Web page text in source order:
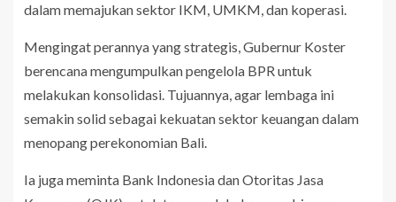
dalam memajukan sektor IKM, UMKM, dan koperasi.
Mengingat perannya yang strategis, Gubernur Koster
berencana mengumpulkan pengelola BPR untuk
melakukan konsolidasi. Tujuannya, agar lembaga ini
semakin solid sebagai kekuatan sektor keuangan dalam
menopang perekonomian Bali.
Ia juga meminta Bank Indonesia dan Otoritas Jasa